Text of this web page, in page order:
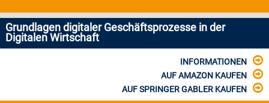
Grundlagen digitaler Geschäftsprozesse in der
Digitalen Wirtschaft
INFORMATIONEN
AUF AMAZON KAUFEN
AUF SPRINGER GABLER KAUFEN